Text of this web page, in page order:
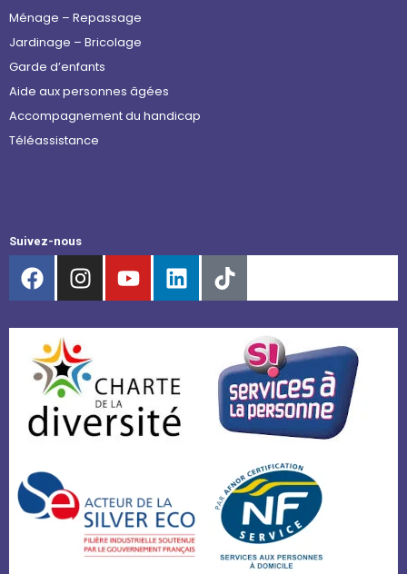
Ménage – Repassage
Jardinage – Bricolage
Garde d’enfants
Aide aux personnes âgées
Accompagnement du handicap
Téléassistance
Suivez-nous